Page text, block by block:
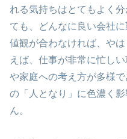
れる気持ちはとてもよく
ても、どんなに良い会社
値観が合わなければ、や
えば、仕事が非常に忙し
や家庭への考え方が多様
の「人となり」に色濃く
ん。